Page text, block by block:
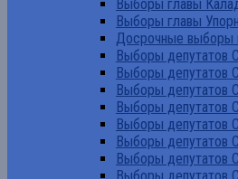
Выборы главы
Выборы главы
Досрочные выборы
Выборы депутатов
Выборы депутатов
Выборы депутатов
Выборы депутатов
Выборы депутатов
Выборы депутатов
Выборы депутатов